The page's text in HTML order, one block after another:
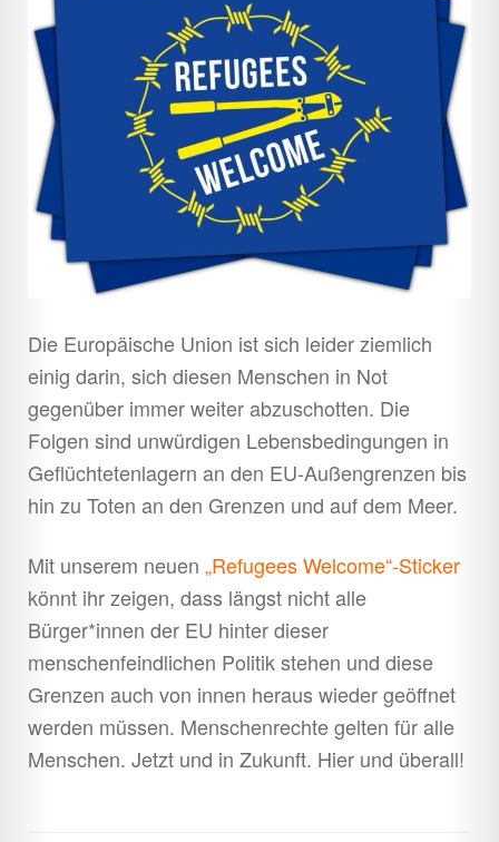
Die Europäische Union ist sich leider ziemlich
einig darin, sich diesen Menschen in Not
gegenüber immer weiter abzuschotten. Die
Folgen sind unwürdigen Lebensbedingungen in
Geflüchtetenlagern an den EU-Außengrenzen bis
hin zu Toten an den Grenzen und auf dem Meer.
Mit unserem neuen„Refugees Welcome“-Sticker
könnt ihr zeigen, dass längst nicht alle
Bürger*innen der EU hinter dieser
menschenfeindlichen Politik stehen und diese
Grenzen auch von innen heraus wieder geöffnet
werden müssen. Menschenrechte gelten für alle
Menschen. Jetzt und in Zukunft. Hier und überall!